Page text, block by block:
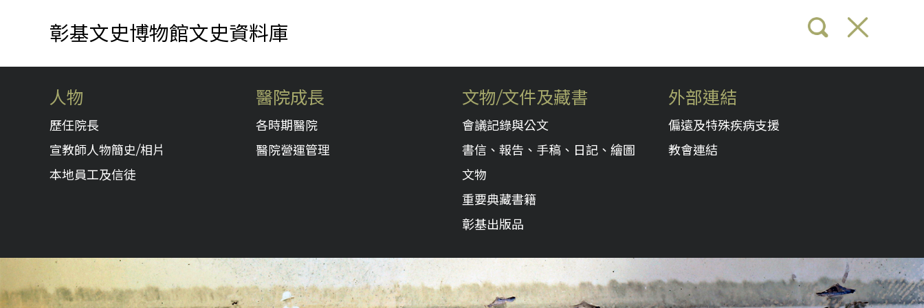
彰基文史博物館文史資料庫
人物
歷任院長
宣教師人物簡史/相片
本地員工及信徒
醫院成長
各時期醫院
醫院營運管理
文物/文件及藏書
會議記錄與公文
書信、報告、手稿、日記、繪圖
文物
重要典藏書籍
彰基出版品
外部連結
偏遠及特殊疾病支援
教會連結